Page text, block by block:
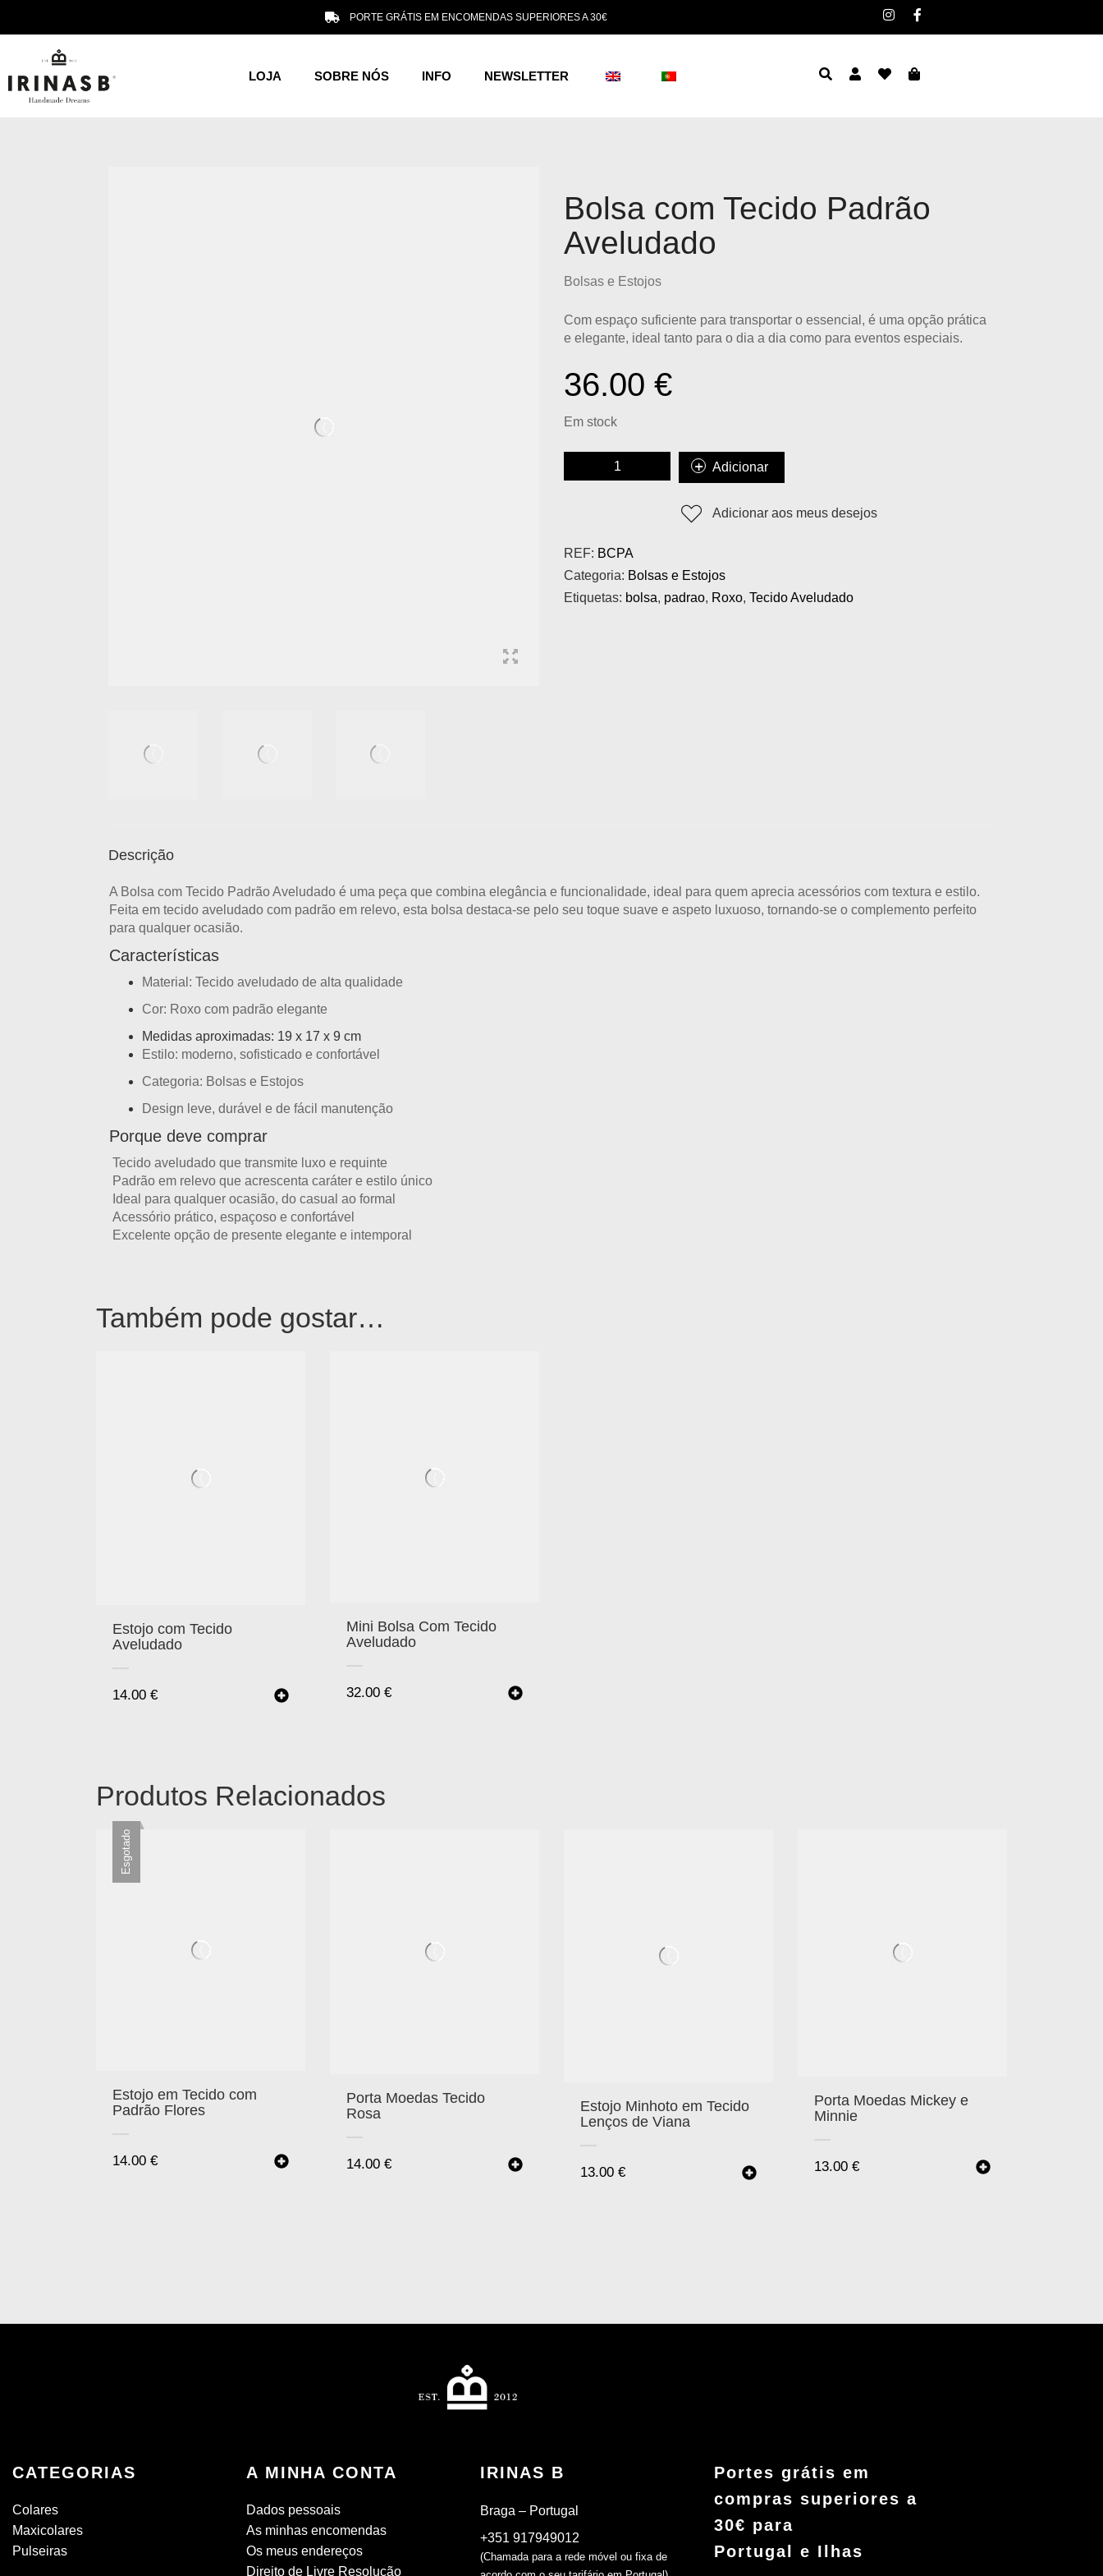
PORTE GRÁTIS EM ENCOMENDAS SUPERIORES A 30€
LOJA SOBRE NÓS INFO NEWSLETTER
Bolsa com Tecido Padrão
Aveludado
Bolsas e Estojos
Com espaço suficiente para transportar o essencial, é uma opção prática
e elegante, ideal tanto para o dia a dia como para eventos especiais.
36.00 €
Em stock
Adicionar
Adicionar aos meus desejos
REF: BCPA
Categoria: Bolsas e Estojos
Etiquetas: bolsa, padrao, Roxo, Tecido Aveludado
Descrição
A Bolsa com Tecido Padrão Aveludado é uma peça que combina elegância e funcionalidade, ideal para quem aprecia acessórios com textura e estilo.
Feita em tecido aveludado com padrão em relevo, esta bolsa destaca-se pelo seu toque suave e aspeto luxuoso, tornando-se o complemento perfeito
para qualquer ocasião.
Características
Material: Tecido aveludado de alta qualidade
Cor: Roxo com padrão elegante
Medidas aproximadas: 19 x 17 x 9 cm
Estilo: moderno, sofisticado e confortável
Categoria: Bolsas e Estojos
Design leve, durável e de fácil manutenção
Porque deve comprar
Tecido aveludado que transmite luxo e requinte
Padrão em relevo que acrescenta caráter e estilo único
Ideal para qualquer ocasião, do casual ao formal
Acessório prático, espaçoso e confortável
Excelente opção de presente elegante e intemporal
Também pode gostar…
Estojo com Tecido
Aveludado
14.00 €
Mini Bolsa Com Tecido
Aveludado
32.00 €
Produtos Relacionados
Esgotado
Estojo em Tecido com
Padrão Flores
14.00 €
Porta Moedas Tecido
Rosa
14.00 €
Estojo Minhoto em Tecido
Lenços de Viana
13.00 €
Porta Moedas Mickey e
Minnie
13.00 €
CATEGORIAS
Colares
Maxicolares
Pulseiras
A MINHA CONTA
Dados pessoais
As minhas encomendas
Os meus endereços
Direito de Livre Resolução
IRINAS B
Braga – Portugal
+351 917949012
(Chamada para a rede móvel ou fixa de
Portes grátis em
compras superiores a
30€ para
Portugal e Ilhas